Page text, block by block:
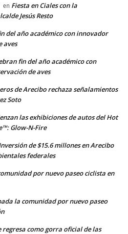
en Fiesta en Ciales con la
Jesús Resto
del año académico con innovador
aves
fin del año académico con
de aves
de Arecibo rechaza señalamientos
Soto
las exhibiciones de autos del Hot
Glow-N-Fire
de $15.6 millones en Arecibo
federales
por nuevo paseo ciclista en
la comunidad por nuevo paseo
regresa como gorra oficial de las